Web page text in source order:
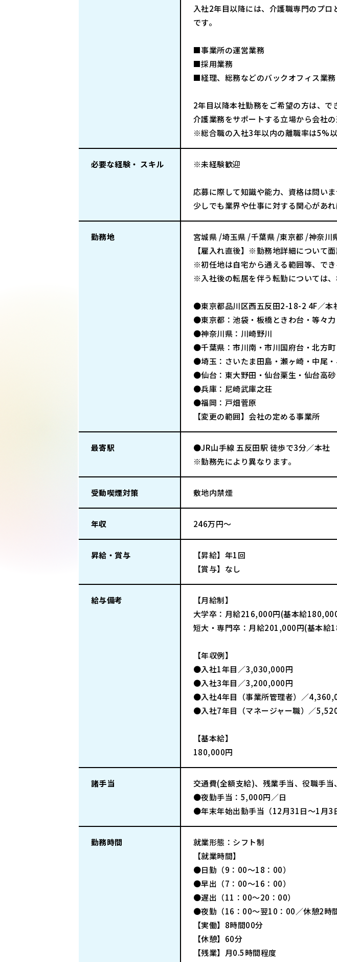
入社2年目以降には、介護職専門のプ
です。
■事業所の運営業務
■採用業務
■経理、総務などのバックオフィス業務
2年目以降本社勤務をご希望の方は、で
介護業務をサポートする立場から会社
※総合職の入社3年以内の離職率は5%以
必要な経験・ スキル ※未経験歓迎
応募に際して知識や能力、資格は問いま
少しでも業界や仕事に対する関心があ
勤務地
宮城県 /埼玉県 /千葉県 /東京都 /神奈川
【雇入れ直後】※勤務地詳細について面
※初任地は自宅から通える範囲等、でき
※入社後の転居を伴う転勤については、
●東京都品川区西五反田2-18-2 4F／本
●東京都：池袋・板橋ときわ台・等々力
●神奈川県：川崎野川
●千葉県：市川南・市川国府台・北方
●埼玉：さいたま田島・瀬ヶ崎・中尾
●仙台：東大野田・仙台栗生・仙台高
●兵庫：尼崎武庫之荘
●福岡：戸畑菅原
【変更の範囲】会社の定める事業所
最寄駅
●JR山手線 五反田駅 徒歩で3分／本社
※勤務先により異なります。
受動喫煙対策 敷地内禁煙
年収 246万円～
昇給・賞与
【昇給】年1回
【賞与】なし
給与備考
【月給制】
大学卒：月給216,000円(基本給
短大・専門卒：月給201,000円(基本
【年収例】
●入社1年目／3,030,000円
●入社3年目／3,200,000円
●入社4年目（事業所管理者）／
●入社7年目（マネージャー職）／
【基本給】
180,000円
諸手当
交通費(全額支給)、残業手当、役職手当
●夜勤手当：5,000円／日
●年末年始出勤手当（12月31日～1月3
勤務時間
就業形態：シフト制
【就業時間】
●日勤（9：00～18：00）
●早出（7：00～16：00）
●遅出（11：00～20：00）
●夜勤（16：00～翌10：00／休憩2時
【実働】8時間00分
【休憩】60分
【残業】月0.5時間程度